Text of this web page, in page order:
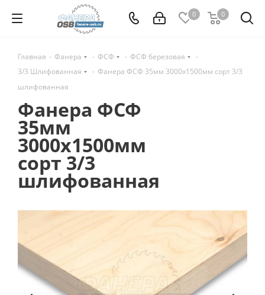
0 0
Главная - Фанера - ФСФ - ФСФ березовая
-
3/3 Шлифованная
- Фанера ФСФ 35мм 3000х1500мм сорт 3/3
шлифованная
Фанера ФСФ
35мм
3000х1500мм
сорт 3/3
шлифованная